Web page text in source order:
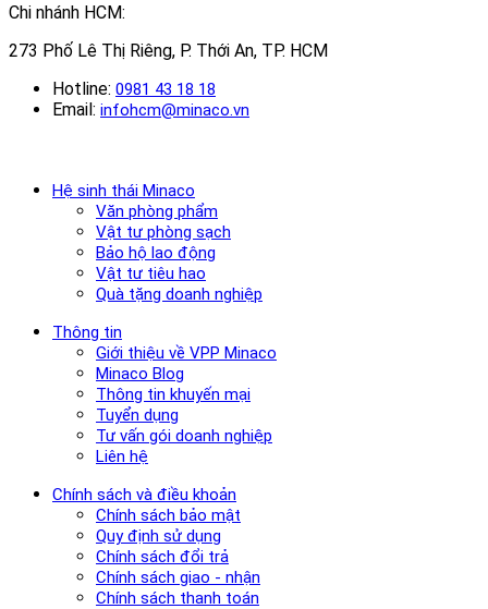
Chi nhánh HCM:
273 Phố Lê Thị Riêng, P. Thới An, TP. HCM
Hotline: 0981 43 18 18
Email: infohcm@minaco.vn
Hệ sinh thái Minaco
Văn phòng phẩm
Vật tư phòng sạch
Bảo hộ lao động
Vật tư tiêu hao
Quà tặng doanh nghiệp
Thông tin
Giới thiệu về VPP Minaco
Minaco Blog
Thông tin khuyến mại
Tuyển dụng
Tư vấn gói doanh nghiệp
Liên hệ
Chính sách và điều khoản
Chính sách bảo mật
Quy định sử dụng
Chính sách đổi trả
Chính sách giao - nhận
Chính sách thanh toán